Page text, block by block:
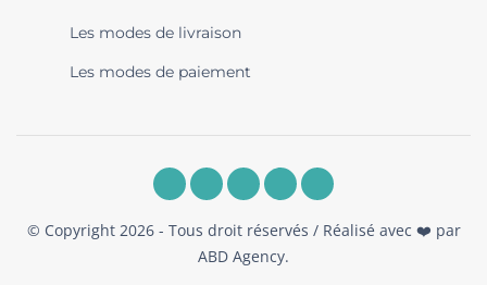
Les modes de livraison
Les modes de paiement
© Copyright 2026 - Tous droit réservés / Réalisé avec ❤️ par
ABD Agency.